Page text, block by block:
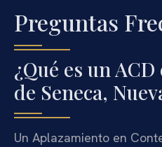
Preguntas
¿Qué es un
de Seneca,
Un Aplazamiento en